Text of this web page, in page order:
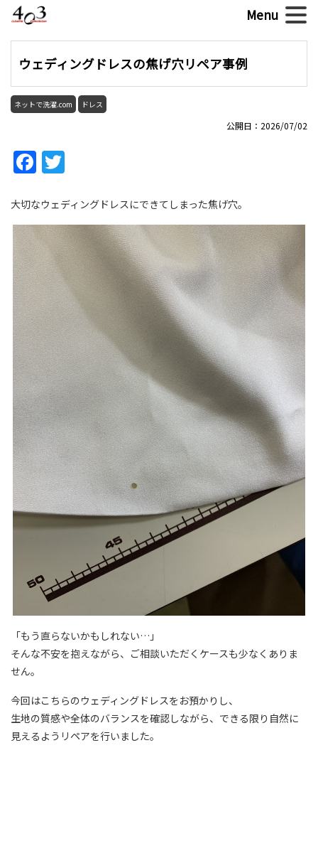
ウェディングドレスの焦げ穴リペア事例
ネットで洗濯.com ドレス
公開日：2026/07/02
Facebook
大切なウェディングドレスにできてしまった焦げ穴。
「もう直らないかもしれない…」
そんな不安を抱えながら、ご相談いただくケースも少なくありま
せん。
今回はこちらのウェディングドレスをお預かりし、
生地の質感や全体のバランスを確認しながら、できる限り自然に
見えるようリペアを行いました。